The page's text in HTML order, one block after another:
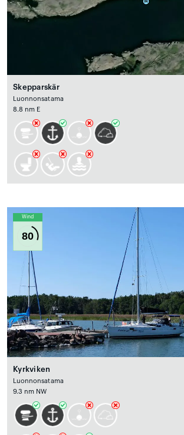
Skepparskär
Luonnonsatama
8.8 nm E
Wind
80
Kyrkviken
Luonnonsatama
9.3 nm NW